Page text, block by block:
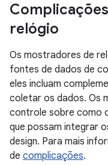
relógio
Os mostradores de
fontes de dados de
eles incluam
coletar os dados. Os
controle sobre como
que possam integrar
design. Para mais
de complicações.